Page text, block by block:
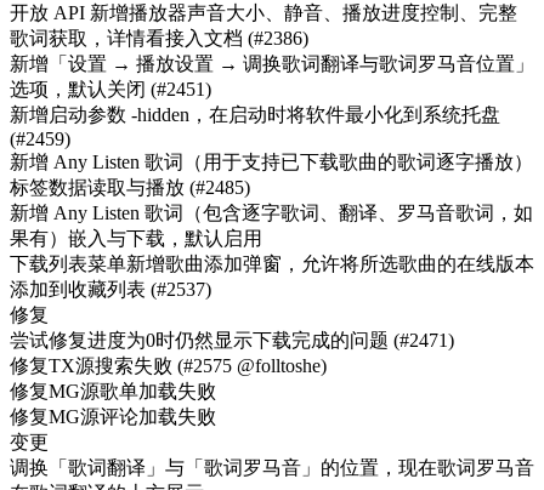
开放 API 新增播放器声音大小、静音、播放进度控制、完整
歌词获取，详情看接入文档 (#2386)
新增「设置 → 播放设置 → 调换歌词翻译与歌词罗马音位置」
选项，默认关闭 (#2451)
新增启动参数 -hidden，在启动时将软件最小化到系统托盘
(#2459)
新增 Any Listen 歌词（用于支持已下载歌曲的歌词逐字播放）
标签数据读取与播放 (#2485)
新增 Any Listen 歌词（包含逐字歌词、翻译、罗马音歌词，如
果有）嵌入与下载，默认启用
下载列表菜单新增歌曲添加弹窗，允许将所选歌曲的在线版本
添加到收藏列表 (#2537)
修复
尝试修复进度为0时仍然显示下载完成的问题 (#2471)
修复TX源搜索失败 (#2575 @folltoshe)
修复MG源歌单加载失败
修复MG源评论加载失败
变更
调换「歌词翻译」与「歌词罗马音」的位置，现在歌词罗马音